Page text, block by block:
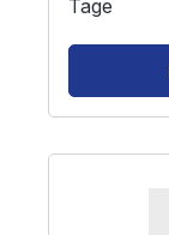
Starter-
Tage